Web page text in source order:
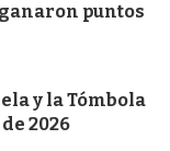
puntos
y la Tómbola
2026